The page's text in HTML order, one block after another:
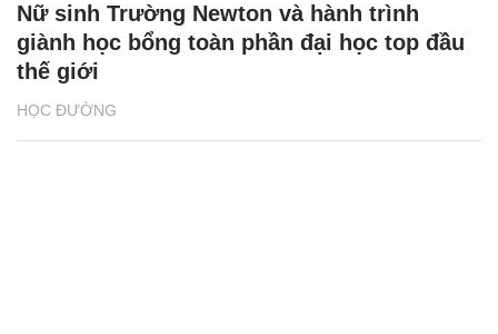
HỌC ĐƯỜNG
Nữ sinh Trường Newton và hành trình
giành học bổng toàn phần đại học top đầu
thế giới